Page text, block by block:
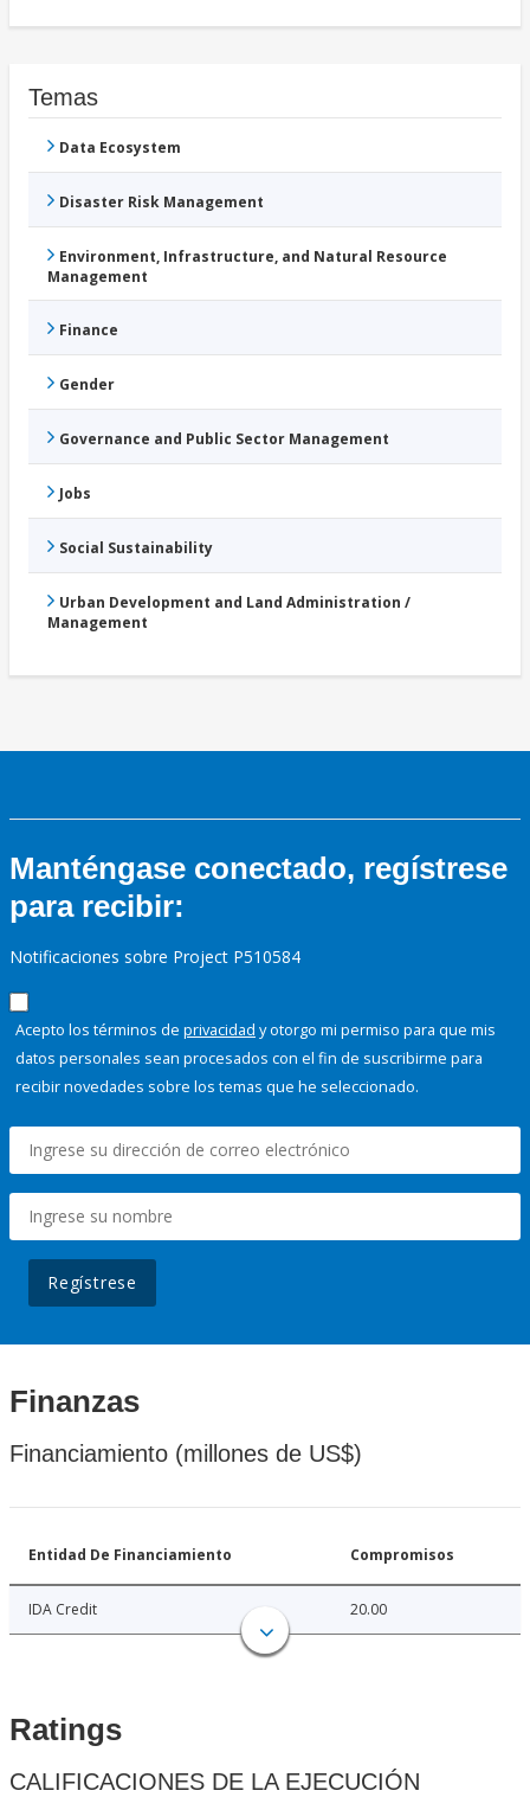
Temas
Data Ecosystem
Disaster Risk Management
Environment, Infrastructure, and Natural Resource
Management
Finance
Gender
Governance and Public Sector Management
Jobs
Social Sustainability
Urban Development and Land Administration /
Management
Manténgase conectado, regístrese
para recibir:
Notificaciones sobre Project P510584
Acepto los términos de privacidad y otorgo mi permiso para que mis
datos personales sean procesados con el fin de suscribirme para
recibir novedades sobre los temas que he seleccionado.
Regístrese
Finanzas
Financiamiento (millones de US$)
Entidad De Financiamiento Compromisos
IDA Credit 20.00
Ratings
CALIFICACIONES DE LA EJECUCIÓN